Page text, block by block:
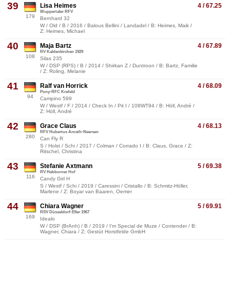
39
179
4 / 67.25
Lisa Heimes
Wuppertaler RFV
Bernhard 32
W / Old / B / 2016 / Balous Bellini / Landadel / B: Heimes, Maik /
Z: Heimes, Michael
40
108
4 / 67.89
Maja Bartz
RV Kaldenkirchen 1929
Silas 235
W / DSP (RPS) / B / 2014 / Shirkan Z / Duntroon / B: Bartz, Familie
/ Z: Roling, Melanie
41
94
4 / 68.09
Ralf van Horrick
Pony-RFC Krefeld
Campino 599
W / Westf / F / 2014 / Check In / Pit I / 108WT94 / B: Höll, André /
Z: Höll, André
42
280
4 / 68.13
Grace Claus
RFV Hubertus Anrath-Neersen
Can Fly R
S / Holst / Schi / 2017 / Colman / Corrado I / B: Claus, Grace / Z:
Ritschel, Christina
43
116
5 / 69.38
Stefanie Axtmann
RV Hebborner Hof
Candy Girl H
S / Westf / Schi / 2019 / Caressini / Cristallo / B: Schmitz-Höller,
Marlene / Z: Boyar van Baaren, Oemer
44
169
5 / 69.91
Chiara Wagner
RSV Düsseldorf-Eller 1967
Idealo
W / DSP (BrAnh) / B / 2019 / I'm Special de Muze / Contender / B:
Wagner, Chiara / Z: Gestüt Horstfelde GmbH